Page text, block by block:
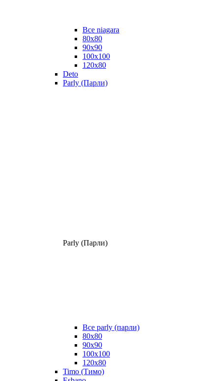
Все niagara
80x80
90x90
100x100
120x80
Deto
Parly (Парли)
Parly (Парли)
Все parly (парли)
80x80
90x90
100x100
120x80
Timo (Тимо)